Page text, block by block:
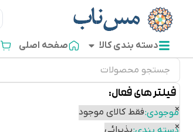
دسته بندی کالا صفحه اصلی
فیلتر های فعال:
موجودی:فقط کالای موجود
×
پذیرائی
×